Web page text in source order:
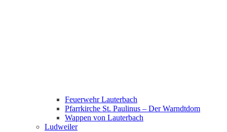
Feuerwehr Lauterbach
Pfarrkirche St. Paulinus – Der Warndtdom
Wappen von Lauterbach
Ludweiler